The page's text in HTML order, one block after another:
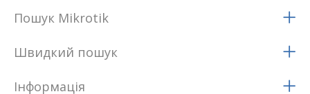
Пошук Mikrotik
Швидкий пошук
Iнформацiя